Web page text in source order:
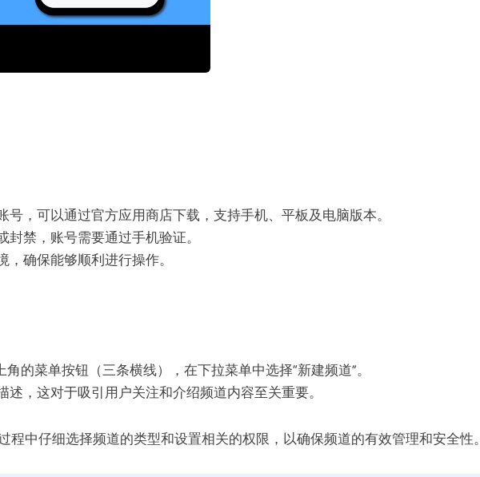
号，可以通过官方应用商店下载，支持手机、平板及电脑版本。
封禁，账号需要通过手机验证。
，确保能够顺利进行操作。
角的菜单按钮（三条横线），在下拉菜单中选择“新建频道”。
述，这对于吸引用户关注和介绍频道内容至关重要。
中仔细选择频道的类型和设置相关的权限，以确保频道的有效管理和安全性。